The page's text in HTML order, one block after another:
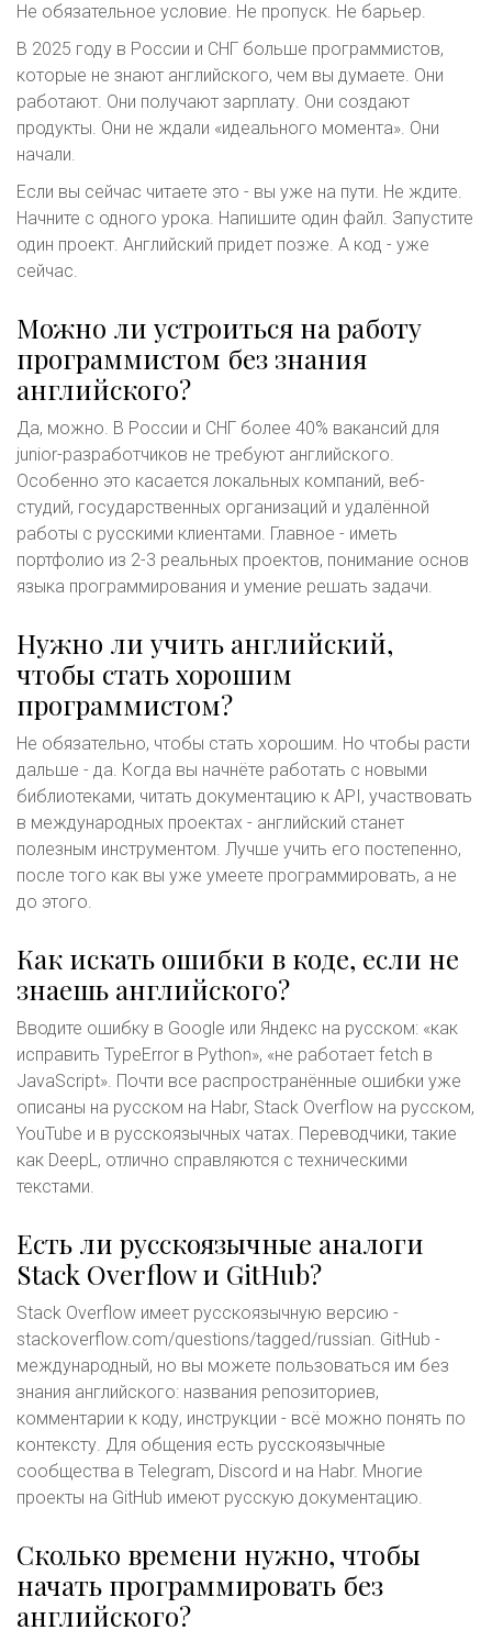
Не обязательное условие. Не пропуск. Не барьер.
В 2025 году в России и СНГ больше программистов,
которые не знают английского, чем вы думаете. Они
работают. Они получают зарплату. Они создают
продукты. Они не ждали «идеального момента». Они
начали.
Если вы сейчас читаете это - вы уже на пути. Не ждите.
Начните с одного урока. Напишите один файл. Запустите
один проект. Английский придет позже. А код - уже
сейчас.
Можно ли устроиться на работу
программистом без знания
английского?
Да, можно. В России и СНГ более 40% вакансий для
junior-разработчиков не требуют английского.
Особенно это касается локальных компаний, веб-
студий, государственных организаций и удалённой
работы с русскими клиентами. Главное - иметь
портфолио из 2-3 реальных проектов, понимание основ
языка программирования и умение решать задачи.
Нужно ли учить английский,
чтобы стать хорошим
программистом?
Не обязательно, чтобы стать хорошим. Но чтобы расти
дальше - да. Когда вы начнёте работать с новыми
библиотеками, читать документацию к API, участвовать
в международных проектах - английский станет
полезным инструментом. Лучше учить его постепенно,
после того как вы уже умеете программировать, а не
до этого.
Как искать ошибки в коде, если не
знаешь английского?
Вводите ошибку в Google или Яндекс на русском: «как
исправить TypeError в Python», «не работает fetch в
JavaScript». Почти все распространённые ошибки уже
описаны на русском на Habr, Stack Overflow на русском,
YouTube и в русскоязычных чатах. Переводчики, такие
как DeepL, отлично справляются с техническими
текстами.
Есть ли русскоязычные аналоги
Stack Overflow и GitHub?
Stack Overflow имеет русскоязычную версию -
stackoverflow.com/questions/tagged/russian. GitHub -
международный, но вы можете пользоваться им без
знания английского: названия репозиториев,
комментарии к коду, инструкции - всё можно понять по
контексту. Для общения есть русскоязычные
сообщества в Telegram, Discord и на Habr. Многие
проекты на GitHub имеют русскую документацию.
Сколько времени нужно, чтобы
начать программировать без
английского?